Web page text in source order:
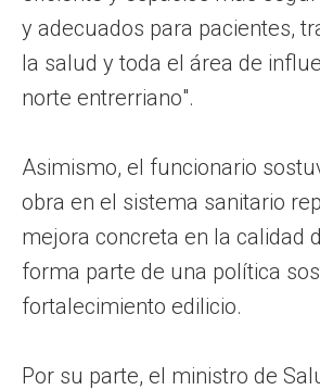
y adecuados para pacientes,
la salud y toda el área de
norte entrerriano".
Asimismo, el funcionario
obra en el sistema sanitario
mejora concreta en la calidad
forma parte de una política
fortalecimiento edilicio.
Por su parte, el ministro de